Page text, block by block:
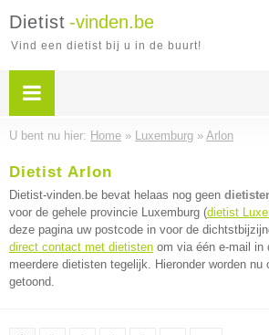
Dietist -vinden.be
Vind een dietist bij u in de buurt!
U bent nu hier: Home » Luxemburg » Arlon
Dietist Arlon
Dietist-vinden.be bevat helaas nog geen
voor de gehele provincie Luxemburg (dietist
deze pagina uw postcode in voor de
direct contact met dietisten om via één e-mail
meerdere dietisten tegelijk. Hieronder worden nu
getoond.